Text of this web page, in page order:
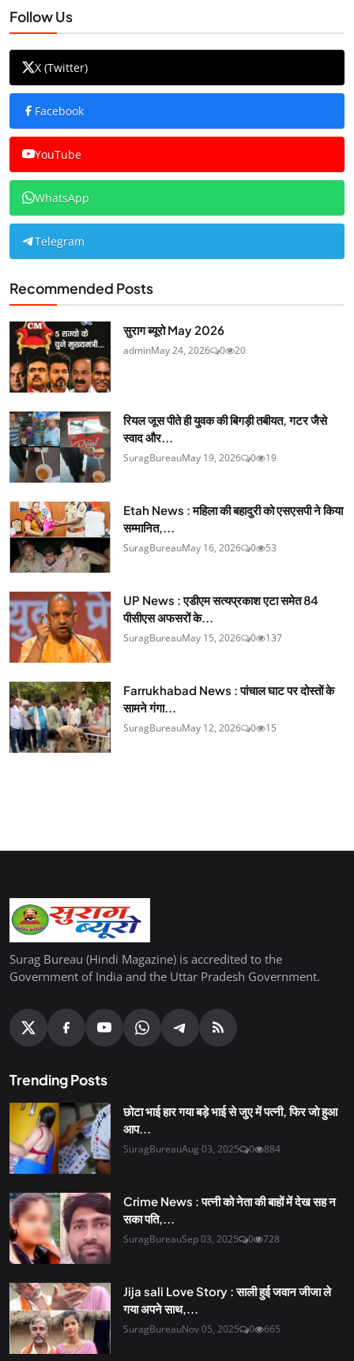
Follow Us
X (Twitter)
Facebook
YouTube
WhatsApp
Telegram
Recommended Posts
सुराग ब्यूरो May 2026
adminMay 24, 2026 0 20
रियल जूस पीते ही युवक की बिगड़ी तबीयत, गटर जैसे
स्वाद और...
SuragBureauMay 19, 2026 0 19
Etah News : महिला की बहादुरी को एसएसपी ने किया
सम्मानित,...
SuragBureauMay 16, 2026 0 53
UP News : एडीएम सत्यप्रकाश एटा समेत 84
पीसीएस अफसरों के...
SuragBureauMay 15, 2026 0 137
Farrukhabad News : पांचाल घाट पर दोस्तों के
सामने गंगा...
SuragBureauMay 12, 2026 0 15
Surag Bureau (Hindi Magazine) is accredited to the
Government of India and the Uttar Pradesh Government.
Trending Posts
छोटा भाई हार गया बड़े भाई से जुए में पत्नी, फिर जो हुआ
आप...
SuragBureauAug 03, 2025 0 884
Crime News : पत्नी को नेता की बाहों में देख सह न
सका पति,...
SuragBureauSep 03, 2025 0 728
Jija sali Love Story : साली हुई जवान जीजा ले
गया अपने साथ,...
SuragBureauNov 05, 2025 0 665